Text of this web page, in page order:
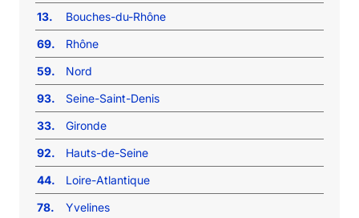
13.
Bouches-du-Rhône
69.
Rhône
59.
Nord
93.
Seine-Saint-Denis
33.
Gironde
92.
Hauts-de-Seine
44.
Loire-Atlantique
78.
Yvelines